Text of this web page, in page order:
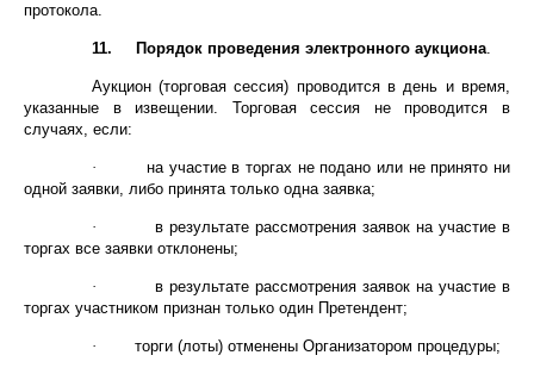
протокола.
11. Порядок проведения электронного аукциона.
Аукцион (торговая сессия) проводится в день и время,
указанные в извещении. Торговая сессия не проводится в
случаях, если:
·
на участие в торгах не подано или не принято ни
одной заявки, либо принята только одна заявка;
·
в результате рассмотрения заявок на участие в
торгах все заявки отклонены;
·
в результате рассмотрения заявок на участие в
торгах участником признан только один Претендент;
· торги (лоты) отменены Организатором процедуры;